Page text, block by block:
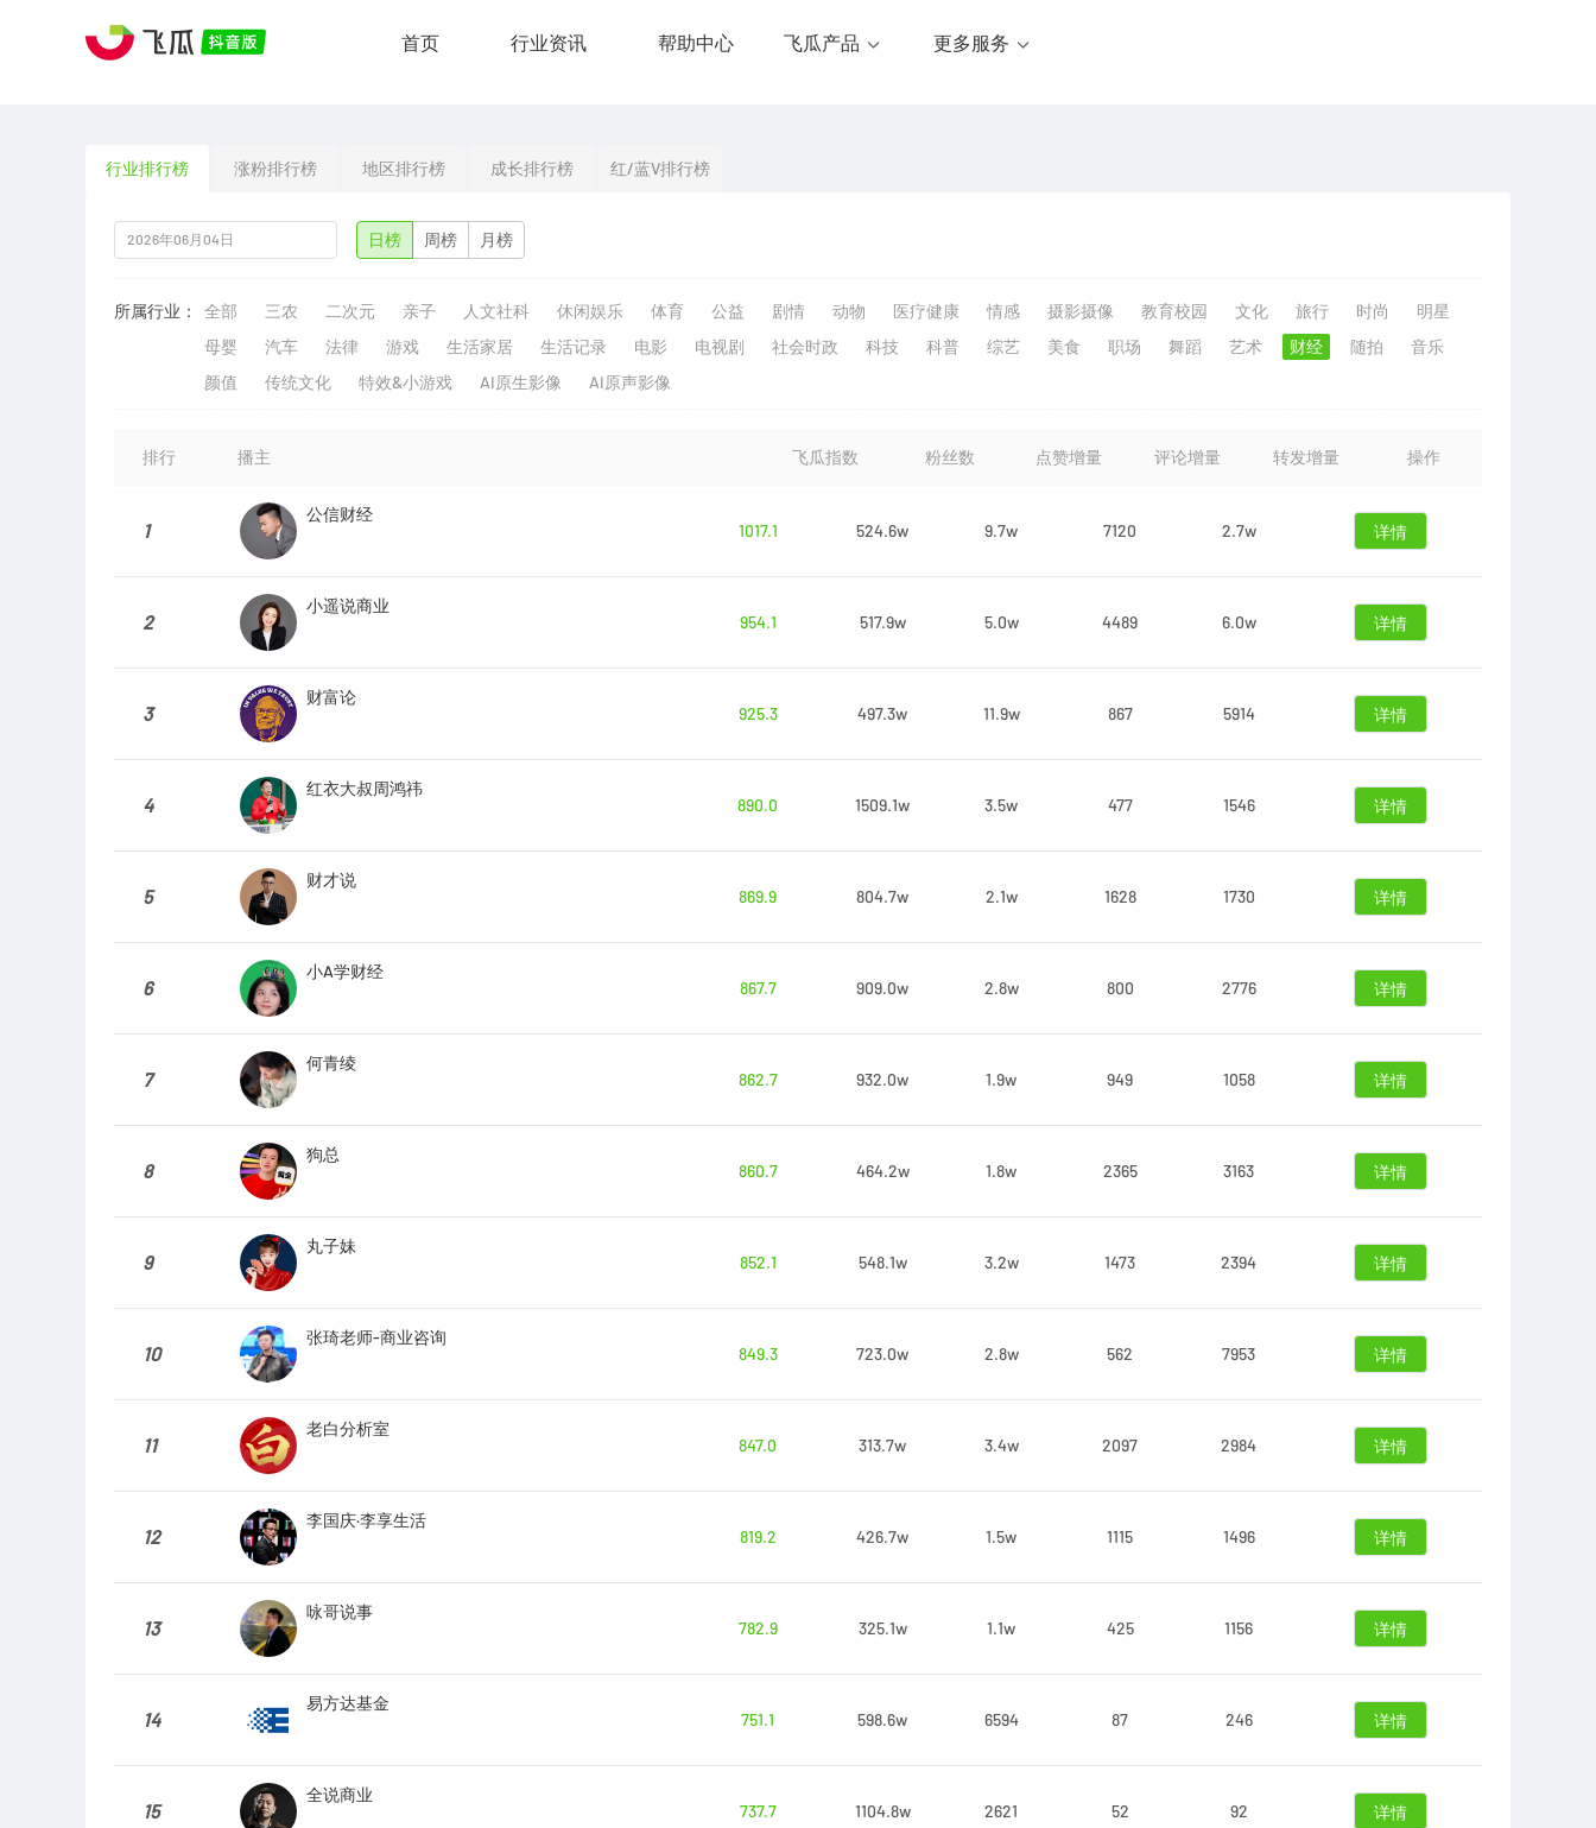
首页 行业资讯 帮助中心 飞瓜产品 更多服务
行业排行榜 涨粉排行榜 地区排行榜 成长排行榜 红/蓝V排行榜
日榜 周榜 月榜
所属行业： 全部 三农 二次元 亲子 人文社科 休闲娱乐 体育 公益 剧情 动物 医疗健康 情感 摄影摄像 教育校园 文化 旅行 时尚
明星
母婴
汽车 法律 游戏 生活家居 生活记录 电影 电视剧 社会时政 科技 科普 综艺 美食 职场 舞蹈 艺术 财经 随拍
音乐
颜值
传统文化 特效&小游戏 AI原生影像 AI原声影像
排行 播主 飞瓜指数 粉丝数 点赞增量 评论增量 转发增量 操作
1
公信财经
1017.1
524.6w 9.7w 7120 2.7w 详情
2
小遥说商业
954.1
517.9w 5.0w 4489 6.0w 详情
3
财富论
925.3
497.3w 11.9w 867 5914 详情
4
红衣大叔周鸿祎
890.0
1509.1w 3.5w 477 1546 详情
5
财才说
869.9
804.7w 2.1w 1628 1730 详情
6
小A学财经
867.7
909.0w 2.8w 800 2776 详情
7
何青绫
862.7
932.0w 1.9w 949 1058 详情
8
狗总
860.7
464.2w 1.8w 2365 3163 详情
9
丸子妹
852.1
548.1w 3.2w 1473 2394 详情
10
张琦老师-商业咨询
849.3
723.0w 2.8w 562 7953 详情
11
老白分析室
847.0
313.7w 3.4w 2097 2984 详情
12
李国庆·李享生活
819.2
426.7w 1.5w 1115 1496 详情
13
咏哥说事
782.9
325.1w 1.1w 425 1156 详情
14
易方达基金
751.1
598.6w 6594 87 246 详情
15
全说商业
737.7
1104.8w 2621 52 92 详情